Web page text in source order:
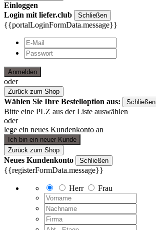
Einloggen
Login mit liefer.club
Schließen
{{portalLoginFormData.message}}
Anmelden
oder
Zurück zum Shop
Wählen Sie Ihre Bestelloption aus: Schließen
Bitte eine PLZ aus der Liste auswählen
oder
lege ein neues Kundenkonto an
Ich bin ein neuer Kunde
Zurück zum Shop
Neues Kundenkonto Schließen
{{registerFormData.message}}
Herr Frau